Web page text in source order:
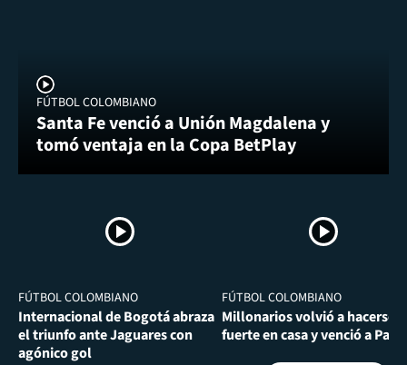
FÚTBOL COLOMBIANO
Santa Fe venció a Unión Magdalena y
tomó ventaja en la Copa BetPlay
FÚTBOL COLOMBIANO
Internacional de Bogotá abraza
el triunfo ante Jaguares con
agónico gol
FÚTBOL COLOMBIANO
Millonarios volvió a hacerse
fuerte en casa y venció a